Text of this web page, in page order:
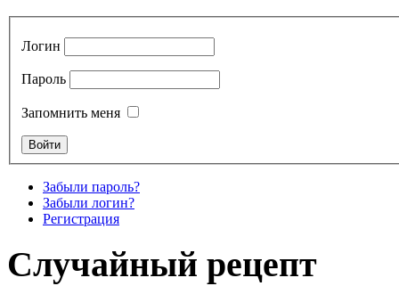
Логин
Пароль
Запомнить меня
Забыли пароль?
Забыли логин?
Регистрация
Случайный рецепт